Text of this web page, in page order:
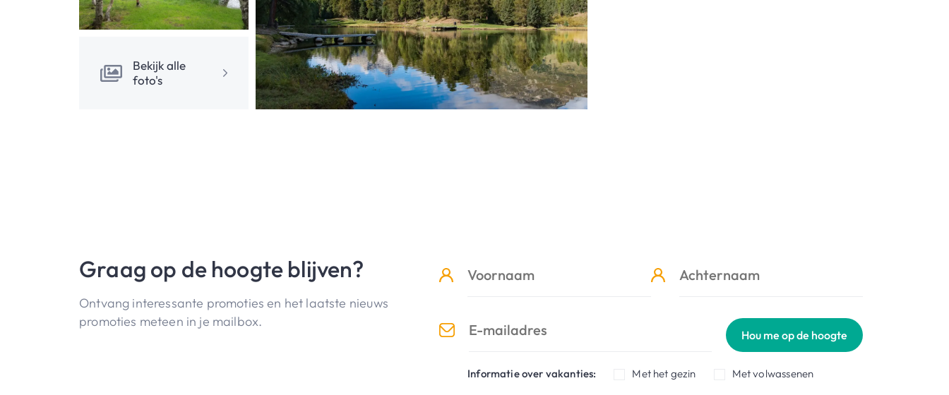
Bekijk alle
foto's
Graag op de hoogte blijven?
Ontvang interessante promoties en het laatste nieuws
promoties meteen in je mailbox.
Hou me op de hoogte
Informatie over vakanties: Met het gezin Met volwassenen